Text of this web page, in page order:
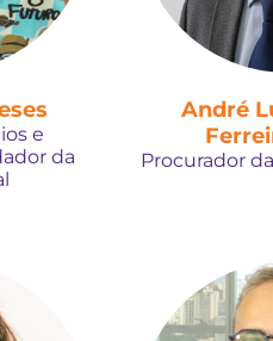
e
da
André
Procurador